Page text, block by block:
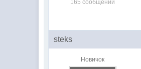
165 сообщений
steks
Новичок